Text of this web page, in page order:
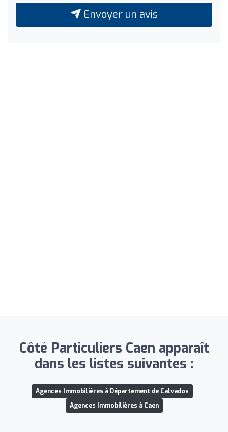
Envoyer un avis
Côté Particuliers Caen apparaît
dans les listes suivantes :
Agences Immobilières à Département de Calvados
Agences Immobilières à Caen